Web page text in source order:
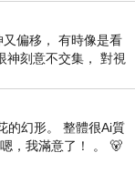
偏移， 有時像是看
神刻意不交集， 對視
幻形。 整體很Ai質
，我滿意了！ 。 🐻